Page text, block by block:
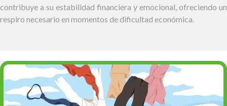
contribuye a su estabilidad financiera y emocional, ofreciendo un
respiro necesario en momentos de dificultad económica.